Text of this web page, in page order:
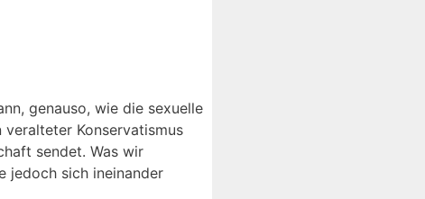
genauso, wie die sexuelle
Konservatismus
sendet. Was wir
jedoch sich ineinander